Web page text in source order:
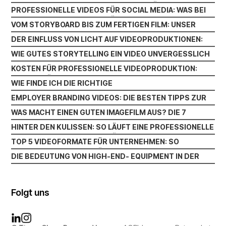
DOCH DEN UNTERSCHIED MACHT
WARUM SOUNDDESIGN OFT UNTERSCHÄTZT WIRD UND
DOCH DEN UNTERSCHIED MACHT
PROFESSIONELLE VIDEOS FÜR SOCIAL MEDIA: WAS BEI
INSTAGRAM LINKEDIN UND CO. WIRKLICH ZÄHLT
PROFESSIONELLE VIDEOS FÜR SOCIAL MEDIA: WAS BEI
INSTAGRAM LINKEDIN UND CO. WIRKLICH ZÄHLT
VOM STORYBOARD BIS ZUM FERTIGEN FILM: UNSER
PRODUKTIONSPROZESS
VOM STORYBOARD BIS ZUM FERTIGEN FILM: UNSER
PRODUKTIONSPROZESS
DER EINFLUSS VON LICHT AUF VIDEOPRODUKTIONEN:
WAS BELEUCHTUNG WIRKLICH BEWIRKT
DER EINFLUSS VON LICHT AUF VIDEOPRODUKTIONEN:
WAS BELEUCHTUNG WIRKLICH BEWIRKT
WIE GUTES STORYTELLING EIN VIDEO UNVERGESSLICH
MACHT
WIE GUTES STORYTELLING EIN VIDEO UNVERGESSLICH
MACHT
KOSTEN FÜR PROFESSIONELLE VIDEOPRODUKTION:
WAS DEIN BUDGET WIRKLICH BEEINFLUSST
KOSTEN FÜR PROFESSIONELLE VIDEOPRODUKTION:
WAS DEIN BUDGET WIRKLICH BEEINFLUSST
WIE FINDE ICH DIE RICHTIGE
VIDEOPRODUKTIONSFIRMA? WICHTIGE KRITERIEN IM
ÜBERBLICK
WIE FINDE ICH DIE RICHTIGE
VIDEOPRODUKTIONSFIRMA? WICHTIGE KRITERIEN IM
ÜBERBLICK
EMPLOYER BRANDING VIDEOS: DIE BESTEN TIPPS ZUR
ANSPRACHE VON TOP-TALENTEN
EMPLOYER BRANDING VIDEOS: DIE BESTEN TIPPS ZUR
ANSPRACHE VON TOP-TALENTEN
WAS MACHT EINEN GUTEN IMAGEFILM AUS? DIE 7
WICHTIGSTEN FAKTOREN
WAS MACHT EINEN GUTEN IMAGEFILM AUS? DIE 7
WICHTIGSTEN FAKTOREN
HINTER DEN KULISSEN: SO LÄUFT EINE PROFESSIONELLE
VIDEOPRODUKTION AB
HINTER DEN KULISSEN: SO LÄUFT EINE PROFESSIONELLE
VIDEOPRODUKTION AB
TOP 5 VIDEOFORMATE FÜR UNTERNEHMEN: SO
STEIGERN SIE REICHWEITE UND KUNDENBINDUNG
TOP 5 VIDEOFORMATE FÜR UNTERNEHMEN: SO
STEIGERN SIE REICHWEITE UND KUNDENBINDUNG
DIE BEDEUTUNG VON HIGH-END- EQUIPMENT IN DER
DIE BEDEUTUNG VON HIGH-END- EQUIPMENT IN DER
UNTERSCHIED MACHT
Folgt uns